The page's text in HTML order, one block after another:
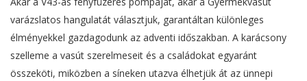
varázslatos hangulatát választjuk, garantáltan különleges
élményekkel gazdagodunk az adventi időszakban. A karácsony
szelleme a vasút szerelmeseit és a családokat egyaránt
összeköti, miközben a síneken utazva élhetjük át az ünnepi